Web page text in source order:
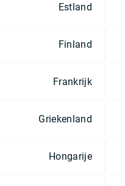
Estland
Finland
Frankrijk
Griekenland
Hongarije